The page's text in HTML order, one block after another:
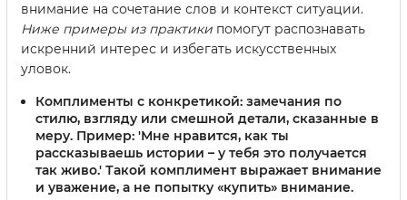
внимание на сочетание слов и контекст ситуации.
Ниже примеры из практики помогут распознавать
искренний интерес и избегать искусственных
уловок.
Комплименты с конкретикой: замечания по
стилю, взгляду или смешной детали, сказанные в
меру. Пример: 'Мне нравится, как ты
рассказываешь истории – у тебя это получается
так живо.' Такой комплимент выражает внимание
и уважение, а не попытку «купить» внимание.